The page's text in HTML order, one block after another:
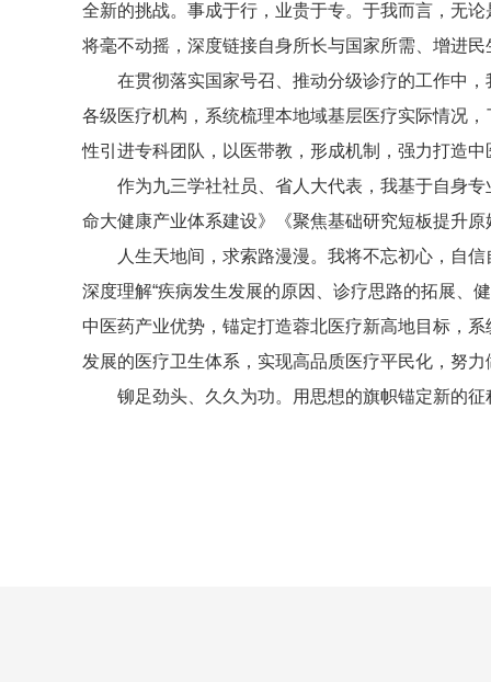
全新的挑战。事成于行，业贵于专。于我而言，无
将毫不动摇， 深度链接自身所长与国家所需、 增进民
在贯彻落实国家号召、推动分级诊疗的工作中
各级医疗机构，系统梳理本地域基层医疗实际情况
性引进专科团队，以医带教，形成机制，强力打造
作为九三学社社员、省人大代表，我基于自身
命大健康产业体系建设》《聚焦基础研究短板提升
人生天地间，求索路漫漫。我将不忘初心，自
深度理解“疾病发生发展的原因、诊疗思路的拓展、
中医药产业优势，锚定打造蓉北医疗新高地目标，
发展的医疗卫生体系，实现高品质医疗平民化，努
铆足劲头、久久为功。
用思想的旗帜锚定新的